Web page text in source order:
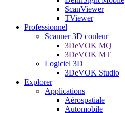
ScanViewer
TViewer
Professionnel
Scanner 3D couleur
3DeVOK MQ
3DeVOK MT
Logiciel 3D
3DeVOK Studio
Explorer
Applications
Aérospatiale
Automobile